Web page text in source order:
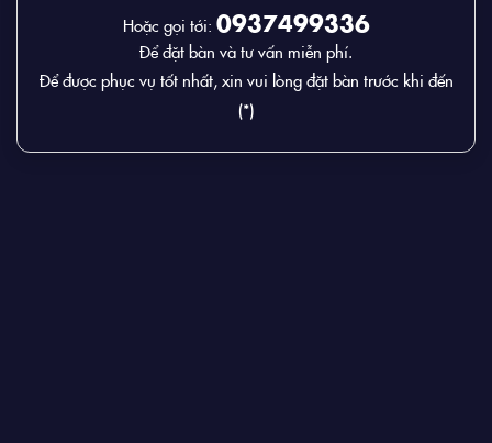
Hoặc gọi tới: 0937499336
Để đặt bàn và tư vấn miễn phí.
Để được phục vụ tốt nhất, xin vui lòng đặt bàn trước khi đến
(*)